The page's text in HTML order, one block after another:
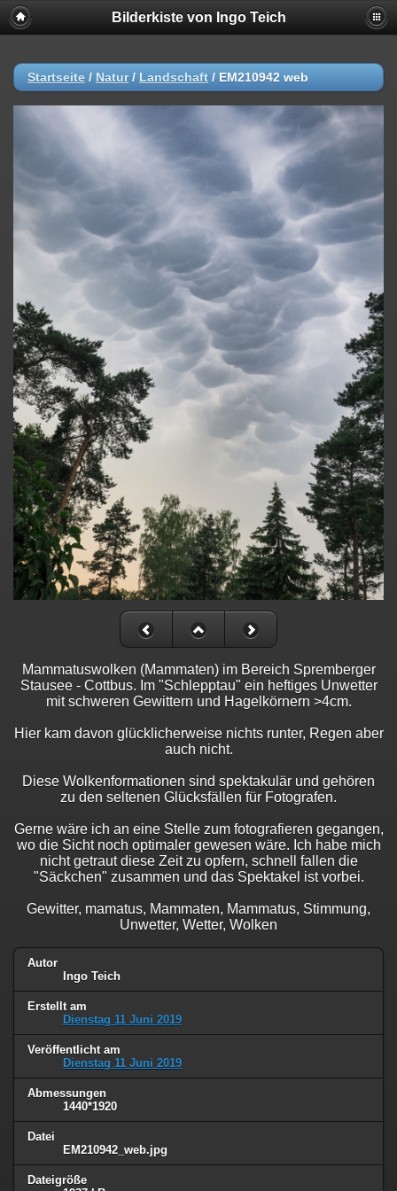
Bilderkiste von Ingo Teich
Startseite / Natur/ Landschaft / EM210942 web
Mammatuswolken (Mammaten) im Bereich Spremberger
Stausee - Cottbus. Im "Schlepptau" ein heftiges Unwetter
mit schweren Gewittern und Hagelkörnern >4cm.
Hier kam davon glücklicherweise nichts runter, Regen aber
auch nicht.
Diese Wolkenformationen sind spektakulär und gehören
zu den seltenen Glücksfällen für Fotografen.
Gerne wäre ich an eine Stelle zum fotografieren gegangen,
wo die Sicht noch optimaler gewesen wäre. Ich habe mich
nicht getraut diese Zeit zu opfern, schnell fallen die
"Säckchen" zusammen und das Spektakel ist vorbei.
Gewitter, mamatus, Mammaten, Mammatus, Stimmung,
Unwetter, Wetter, Wolken
Autor
Ingo Teich
Erstellt am
Dienstag 11 Juni 2019
Veröffentlicht am
Dienstag 11 Juni 2019
Abmessungen
1440*1920
Datei
EM210942_web.jpg
Dateigröße